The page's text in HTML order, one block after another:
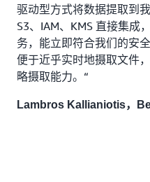
驱动型方式将数据提取到
S3、IAM、KMS 直接集成
务，能立即符合我们的安
便于近乎实时地摄取文件
略摄取能力。“
Lambros Kallianiotis，